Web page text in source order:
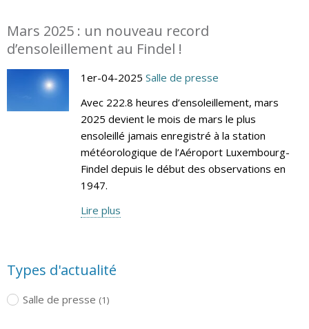
Mars 2025 : un nouveau record
d’ensoleillement au Findel !
1er-04-2025 Salle de presse
Avec 222.8 heures d’ensoleillement, mars
2025 devient le mois de mars le plus
ensoleillé jamais enregistré à la station
météorologique de l’Aéroport Luxembourg-
Findel depuis le début des observations en
1947.
Lire plus
Types d'actualité
Salle de presse (1)